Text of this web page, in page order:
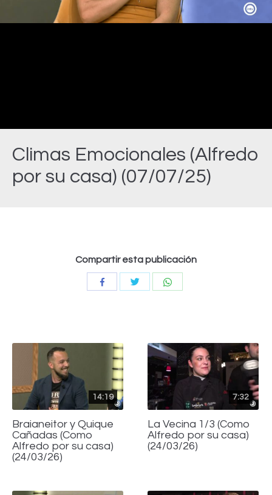
Climas Emocionales (Alfredo
por su casa) (07/07/25)
Video
Compartir esta publicación
CompartirCompartir
14:19
Braianeitor y Quique
Cañadas (Como
Alfredo por su casa)
(24/03/26)
7:32
La Vecina 1/3 (Como
Alfredo por su casa)
(24/03/26)